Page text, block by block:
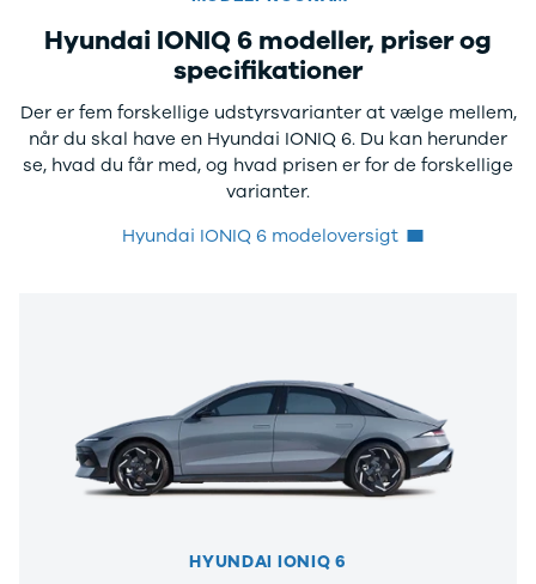
Nissan
Opel
Polestar
Renault
Skoda
Tesla
VW
100.000 -
200.000 kr.
200.000 -
300.000 kr.
300.000 -
400.000 -
Hyundai IONIQ 6 modeller, priser og
specifikationer
Der er fem forskellige udstyrsvarianter at vælge mellem,
når du skal have en Hyundai IONIQ 6. Du kan herunder
se, hvad du får med, og hvad prisen er for de forskellige
varianter.
Hyundai IONIQ 6 modeloversigt
HYUNDAI IONIQ 6